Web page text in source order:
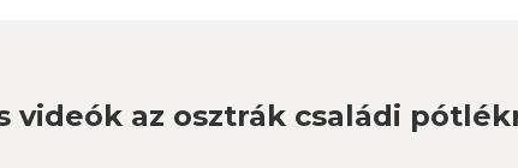
videók az osztrák családi